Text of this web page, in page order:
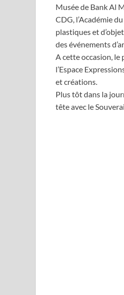
Musée de Bank Al
CDG, l’Académie
plastiques et
des événements
A cette occasion,
l’Espace
et créations.
Plus tôt dans la
tête avec le